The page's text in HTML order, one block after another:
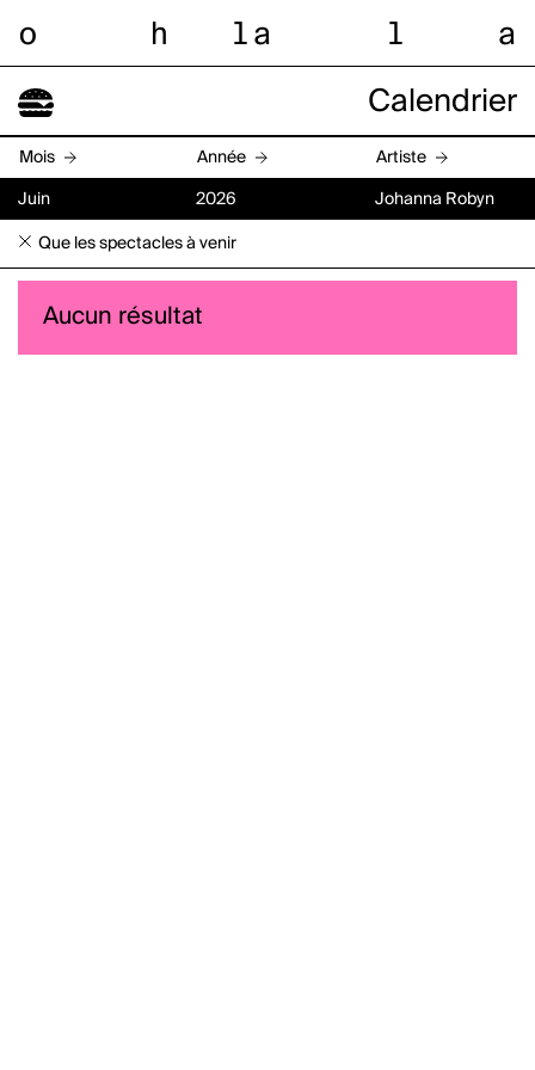
o h l a l a
Calendrier
Mois Année Artiste
Juin 2026 Johanna Robyn
Que les spectacles à venir
Aucun résultat